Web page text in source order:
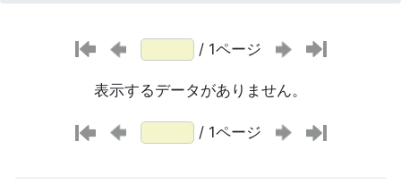
/ 1ページ
表示するデータがありません。
/ 1ページ